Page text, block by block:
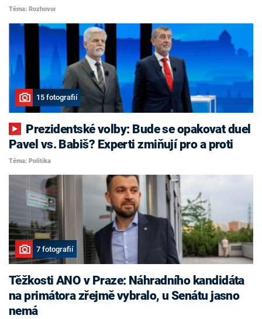
Téma: Rozhovor
15 fotografií
Pavel vs. Babiš? Experti zmiňují pro a proti
Téma: Politika
7 fotografií
Těžkosti ANO v Praze: Náhradního kandidáta
na primátora zřejmě vybralo, u Senátu jasno
nemá